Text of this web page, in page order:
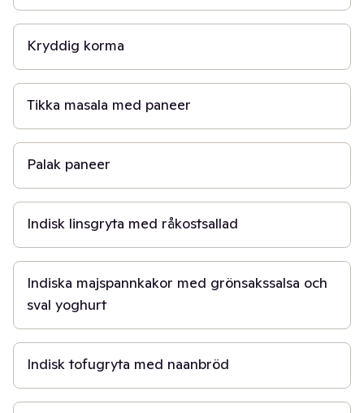
30 min
Kryddig korma
30 min
Tikka masala med paneer
30 min
Palak paneer
30 min
Indisk linsgryta med råkostsallad
45 min
Indiska majspannkakor med grönsakssalsa och
sval yoghurt
30 min
Indisk tofugryta med naanbröd
50 min